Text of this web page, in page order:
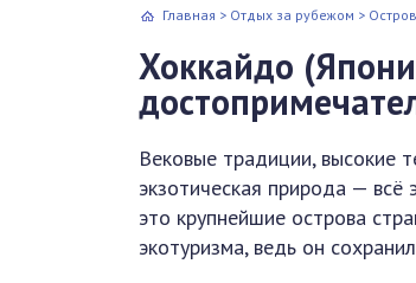
Главная > Отдых за рубежом >
Хоккайдо
Вековые традиции, высокие
экзотическая природа —
это крупнейшие острова
экотуризма, ведь он